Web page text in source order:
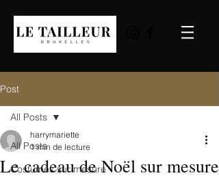
Post
All Posts
Costumes sur mesure
All Posts
Le cadeau de Noël sur mesure
harrymariette
1 min de lecture